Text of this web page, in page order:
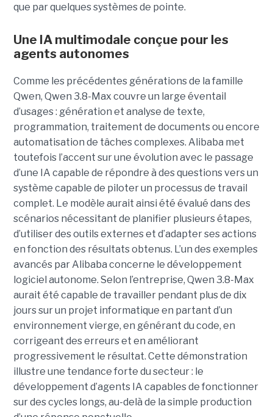
que par quelques systèmes de pointe.
Une IA multimodale conçue pour les
agents autonomes
Comme les précédentes générations de la famille
Qwen, Qwen 3.8-Max couvre un large éventail
d’usages : génération et analyse de texte,
programmation, traitement de documents ou encore
automatisation de tâches complexes. Alibaba met
toutefois l’accent sur une évolution avec le passage
d’une IA capable de répondre à des questions vers un
système capable de piloter un processus de travail
complet. Le modèle aurait ainsi été évalué dans des
scénarios nécessitant de planifier plusieurs étapes,
d’utiliser des outils externes et d’adapter ses actions
en fonction des résultats obtenus. L’un des exemples
avancés par Alibaba concerne le développement
logiciel autonome. Selon l’entreprise, Qwen 3.8-Max
aurait été capable de travailler pendant plus de dix
jours sur un projet informatique en partant d’un
environnement vierge, en générant du code, en
corrigeant des erreurs et en améliorant
progressivement le résultat. Cette démonstration
illustre une tendance forte du secteur : le
développement d’agents IA capables de fonctionner
sur des cycles longs, au-delà de la simple production